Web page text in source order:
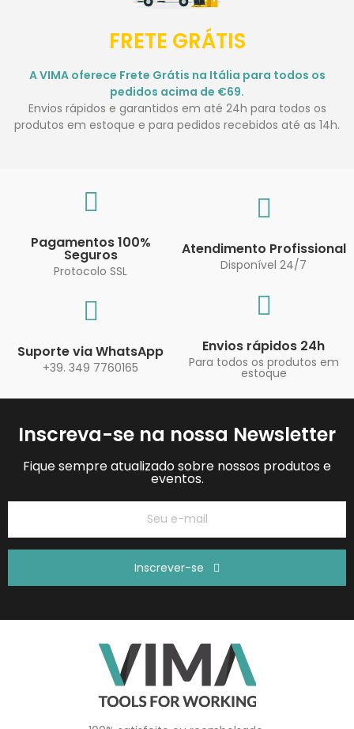
FRETE GRÁTIS
A VIMA oferece Frete Grátis na Itália para todos os
pedidos acima de €69.
Envios rápidos e garantidos em até 24h para todos os
produtos em estoque e para pedidos recebidos até as 14h.
Pagamentos 100%
Seguros
Protocolo SSL
Atendimento Profissional
Disponível 24/7
Suporte via WhatsApp
+39. 349 7760165
Envios rápidos 24h
Para todos os produtos em
estoque
Inscreva-se na nossa Newsletter
Fique sempre atualizado sobre nossos produtos e
eventos.
Inscrever-se